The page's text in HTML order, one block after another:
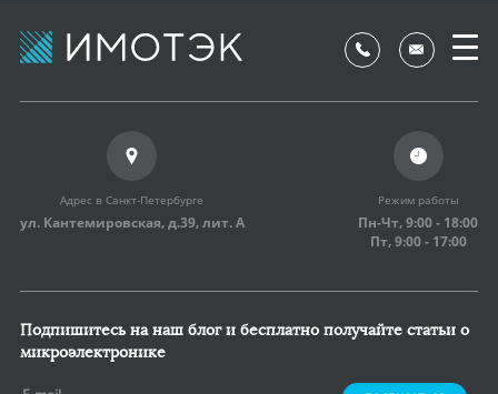
Адрес в Санкт-Петербурге
ул. Кантемировская, д.39,лит. А
Режим работы
Пн-Чт, 9:00 - 18:00
Пт, 9:00 - 17:00
Подпишитесь на наш блог и бесплатно получайте статьи о
микроэлектронике